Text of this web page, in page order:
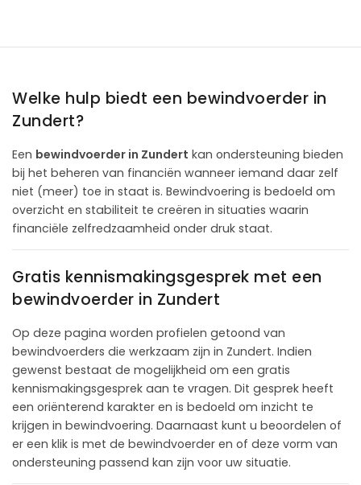
Welke hulp biedt een bewindvoerder in
Zundert?
Een bewindvoerder in Zundert kan ondersteuning bieden
bij het beheren van financiën wanneer iemand daar zelf
niet (meer) toe in staat is. Bewindvoering is bedoeld om
overzicht en stabiliteit te creëren in situaties waarin
financiële zelfredzaamheid onder druk staat.
Gratis kennismakingsgesprek met een
bewindvoerder in Zundert
Op deze pagina worden profielen getoond van
bewindvoerders die werkzaam zijn in Zundert. Indien
gewenst bestaat de mogelijkheid om een gratis
kennismakingsgesprek aan te vragen. Dit gesprek heeft
een oriënterend karakter en is bedoeld om inzicht te
krijgen in bewindvoering. Daarnaast kunt u beoordelen of
er een klik is met de bewindvoerder en of deze vorm van
ondersteuning passend kan zijn voor uw situatie.